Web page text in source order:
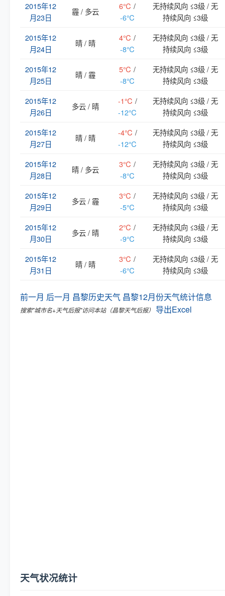
2015年12
月23日
霾 / 多云
6℃ /
-6℃
无持续风向 ≤3级 / 无
持续风向 ≤3级
2015年12
月24日
晴 / 晴
4℃ /
-8℃
无持续风向 ≤3级 / 无
持续风向 ≤3级
2015年12
月25日
晴 / 霾
5℃ /
-8℃
无持续风向 ≤3级 / 无
持续风向 ≤3级
2015年12
月26日
多云 / 晴
-1℃ /
-12℃
无持续风向 ≤3级 / 无
持续风向 ≤3级
2015年12
月27日
晴 / 晴
-4℃ /
-12℃
无持续风向 ≤3级 / 无
持续风向 ≤3级
2015年12
月28日
晴 / 多云
3℃ /
-8℃
无持续风向 ≤3级 / 无
持续风向 ≤3级
2015年12
月29日
多云 / 霾
3℃ /
-5℃
无持续风向 ≤3级 / 无
持续风向 ≤3级
2015年12
月30日
多云 / 晴
2℃ /
-9℃
无持续风向 ≤3级 / 无
持续风向 ≤3级
2015年12
月31日
晴 / 晴
3℃ /
-6℃
无持续风向 ≤3级 / 无
持续风向 ≤3级
前一月 后一月 昌黎历史天气 昌黎12月份天气统计信息
搜索"城市名+天气后报"访问本站（昌黎天气后报） 导出Excel
天气状况统计